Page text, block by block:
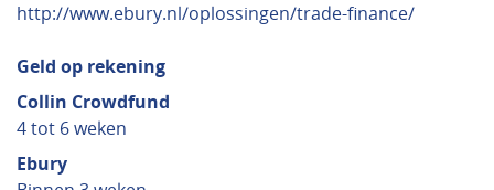
http://www.ebury.nl/oplossingen/trade-finance/
Geld op rekening
Collin Crowdfund
4 tot 6 weken
Ebury